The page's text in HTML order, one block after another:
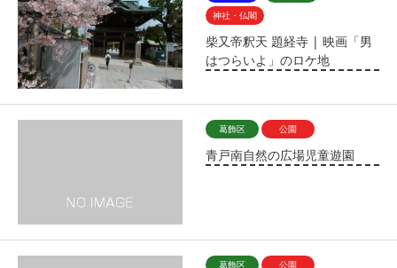
神社・仏閣
柴又帝釈天 題経寺 | 映画「男
はつらいよ」のロケ地
葛飾区 公園
青戸南自然の広場児童遊園
葛飾区 公園